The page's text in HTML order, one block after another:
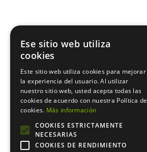
Ese sitio web utiliza
cookies
Este sitio web utiliza cookies para mejorar
la experiencia del usuario. Al utilizar
nuestro sitio web, usted acepta todas las
cookies de acuerdo con nuestra Política de
cookies. Más información
COOKIES ESTRICTAMENTE
NECESARIAS
COOKIES DE RENDIMIENTO